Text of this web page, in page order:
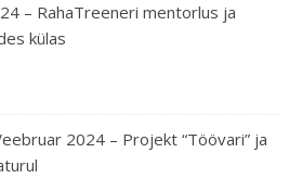
– RahaTreeneri mentorlus ja
külas
2024 – Projekt “Töövari” ja